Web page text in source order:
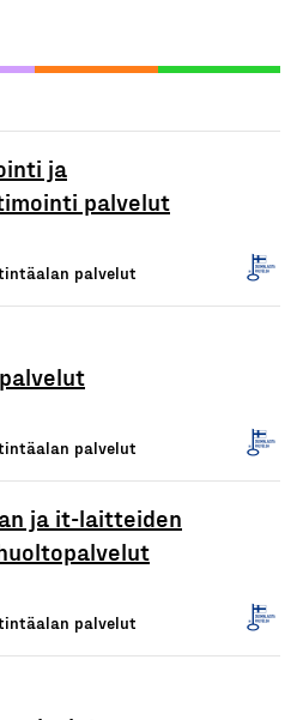
ja
palvelut
palvelut
palvelut
ja it-laitteiden
palvelut